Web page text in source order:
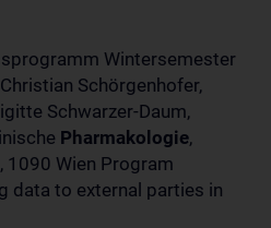
Wintersemester
Schörgenhofer,
Schwarzer-Daum,
Pharmakologie,
1090 Wien Program
data to external parties in